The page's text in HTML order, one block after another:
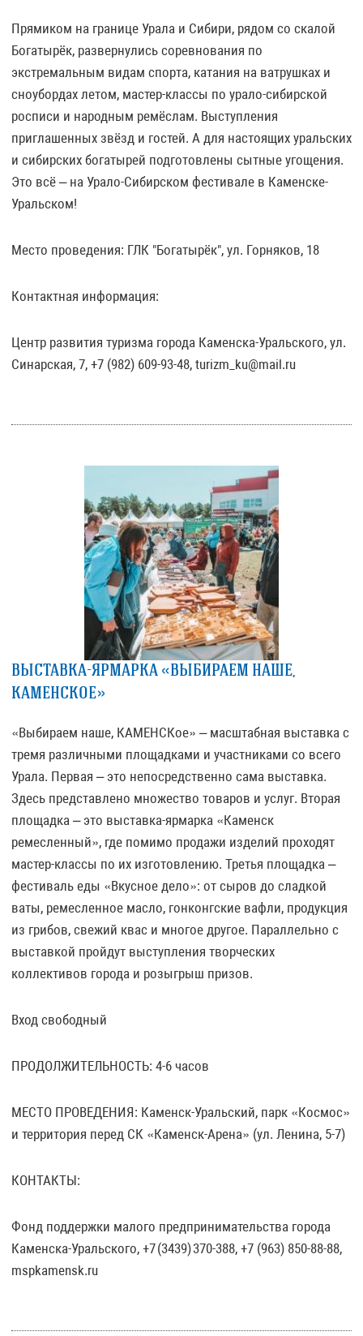
Прямиком на границе Урала и Сибири, рядом со скалой
Богатырёк, развернулись соревнования по
экстремальным видам спорта, катания на ватрушках и
сноубордах летом, мастер-классы по урало-сибирской
росписи и народным ремёслам. Выступления
приглашенных звёзд и гостей. А для настоящих уральских
и сибирских богатырей подготовлены сытные угощения.
Это всё – на Урало-Сибирском фестивале в Каменске-
Уральском!
Место проведения: ГЛК "Богатырёк", ул. Горняков, 18
Контактная информация:
Центр развития туризма города Каменска-Уральского, ул.
Синарская, 7, +7 (982) 609-93-48, turizm_ku@mail.ru
ВЫСТАВКА-ЯРМАРКА «ВЫБИРАЕМ НАШЕ,
КАМЕНСКОЕ»
«Выбираем наше, КАМЕНСКое» – масштабная выставка с
тремя различными площадками и участниками со всего
Урала. Первая – это непосредственно сама выставка.
Здесь представлено множество товаров и услуг. Вторая
площадка – это выставка-ярмарка «Каменск
ремесленный», где помимо продажи изделий проходят
мастер-классы по их изготовлению. Третья площадка –
фестиваль еды «Вкусное дело»: от сыров до сладкой
ваты, ремесленное масло, гонконгские вафли, продукция
из грибов, свежий квас и многое другое. Параллельно с
выставкой пройдут выступления творческих
коллективов города и розыгрыш призов.
Вход свободный
ПРОДОЛЖИТЕЛЬНОСТЬ: 4-6 часов
МЕСТО ПРОВЕДЕНИЯ: Каменск-Уральский, парк «Космос»
и территория перед СК «Каменск-Арена» (ул. Ленина, 5-7)
КОНТАКТЫ:
Фонд поддержки малого предпринимательства города
Каменска-Уральского, +7 (3439) 370-388, +7 (963) 850-88-88,
mspkamensk.ru